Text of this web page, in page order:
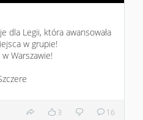
dla Legii, która awansowała
w grupie!
w Warszawie!
3 16